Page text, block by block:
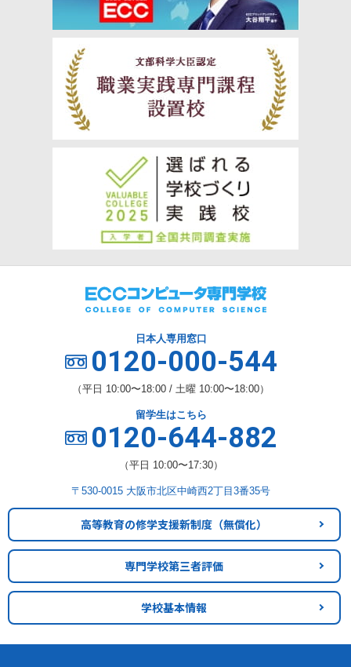
日本人専用窓口
0120-000-544
（平日 10:00〜18:00 / 土曜 10:00〜18:00）
留学生はこちら
0120-644-882
（平日 10:00〜17:30）
〒530-0015 大阪市北区中崎西2丁目3番35号
高等教育の修学支援新制度 （無償化）
専門学校第三者評価
学校基本情報